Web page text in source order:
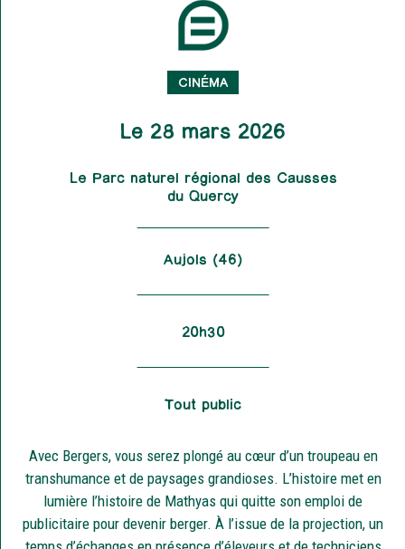
CINÉMA
Le 28 mars 2026
Le Parc naturel régional des Causses
du Quercy
Aujols (46)
20h30
Tout public
Avec Bergers, vous serez plongé au cœur d’un troupeau en
transhumance et de paysages grandioses. L’histoire met en
lumière l’histoire de Mathyas qui quitte son emploi de
publicitaire pour devenir berger. À l’issue de la projection, un